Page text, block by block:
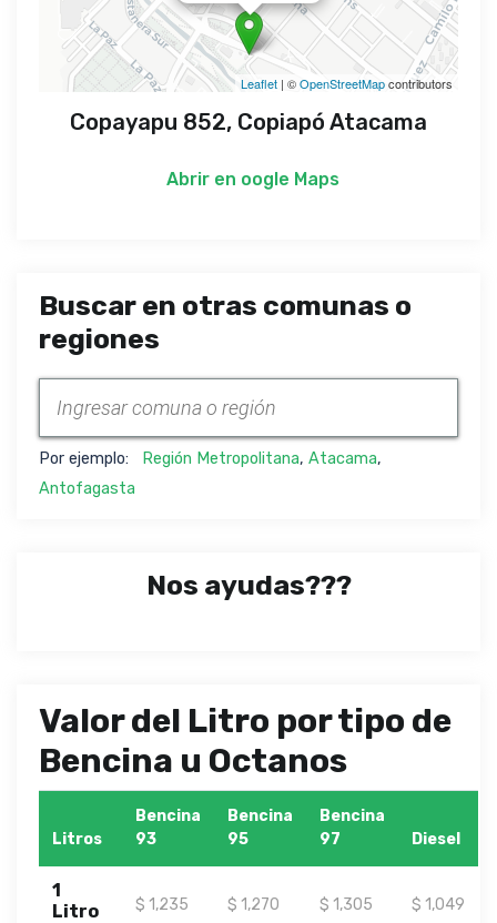
Leaflet | ©OpenStreetMapcontributors
Copayapu 852, Copiapó Atacama
Abrir en oogle Maps
Buscar en otras comunas o
regiones
Por ejemplo: Región Metropolitana, Atacama,
Antofagasta
Nos ayudas???
Valor del Litro por tipo de
Bencina u Octanos
Litros
Bencina
93
Bencina
95
Bencina
97
Diesel
1
Litro
$ 1,235 $ 1,270 $ 1,305 $ 1,049